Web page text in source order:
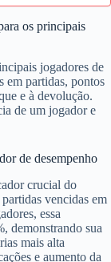
os principais
jogadores de
em partidas, pontos
e à devolução.
de um jogador e
de desempenho
crucial do
vencidas em
essa
demonstrando sua
mais alta
e aumento da